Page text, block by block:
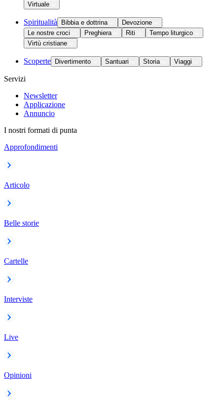
Virtuale
Spiritualità Bibbia e dottrina
Devozione
Le nostre croci
Preghiera Riti
Tempo liturgico
Virtù cristiane
Scoperte Divertimento Santuari Storia Viaggi
Servizi
Newsletter
Applicazione
Annuncio
I nostri formati di punta
Approfondimenti
Articolo
Belle storie
Cartelle
Interviste
Live
Opinioni